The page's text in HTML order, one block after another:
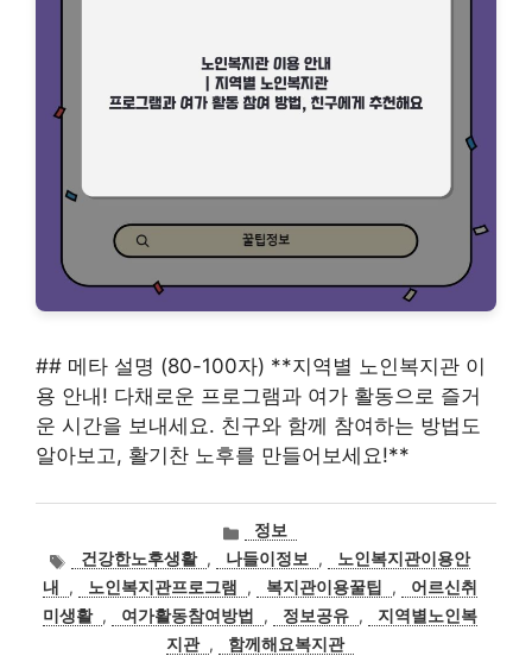
## 메타 설명 (80-100자) **지역별 노인복지관 이
용 안내! 다채로운 프로그램과 여가 활동으로 즐거
운 시간을 보내세요. 친구와 함께 참여하는 방법도
알아보고, 활기찬 노후를 만들어보세요!**
카
테
고
리
정보
태건강한노후생활 , 나들이정보 ,
노인복지관이용안
내
, 노인복지관프로그램 , 복지관이용꿀팁 ,
어르신취
미생활 , 여가활동참여방법 , 정보공유 ,
지역별노인복
지관 , 함께해요복지관